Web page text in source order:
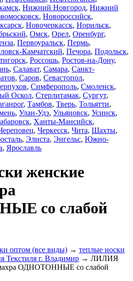
, Нижний Новгород, Нижний
, Новороссийск,
, Новочеркасск, Норильск,
, Омск, Орел, Оренбург,
, Первоуральск, Пермь,
Камчатский, Печора, Подольск,
, Россошь, Ростов-на-Дону,
, Салават, Самара, Санкт-
, Саров, Севастопол,
, Симферополь, Смоленск,
Оскол, Стерлитамак, Сургут,
, Тамбов, Тверь, Тольятти,
, Улан-Удэ, Ульяновск, Усинск,
, Ханты-Мансийск,
, Черкесск, Чита, Шахты,
, Элиста, Энгельс, Южно-
, Ярославль
женские
со слабой
оптом (все виды) → теплые носки
Текстиля г. Владимир → ЛИЛИЯ
ОДНОТОННЫЕ со слабой